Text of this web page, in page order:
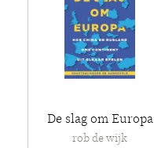
De slag om Europa
rob de wijk